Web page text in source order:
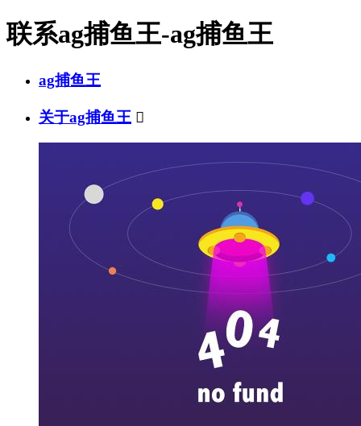
联系ag捕鱼王-ag捕鱼王
ag捕鱼王
关于ag捕鱼王 